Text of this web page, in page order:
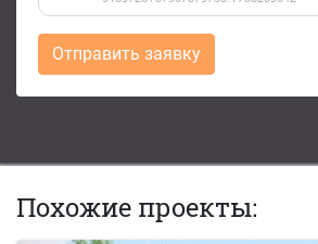
Отправить заявку
Похожие проекты: